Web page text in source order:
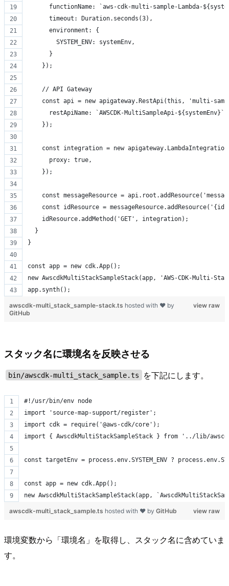
functionName: `aws-cdk-multi-sample-Lambda-
      timeout: Duration.seconds(3),
      environment: {
        SYSTEM_ENV: systemEnv,
      }
    });
    // API Gateway
const api = new apigateway.RestApi(this, 'multi-
      restApiName: `AWSCDK-MultiSampleApi-${systemEnv}`
    });
const integration = new
      proxy: true,
    });
const messageResource =
const idResource =
    idResource.addMethod('GET', integration);
  }
}
const app = new cdk.App();
new AwscdkMultiStackSampleStack(app, 'AWS-CDK-Multi-
app.synth();
view raw
awscdk-multi_stack_sample-stack.ts hosted with ❤ by
GitHub
スタック名に環境名を反映させる
bin/awscdk-multi_stack_sample.ts を下記にします。
#!/usr/bin/env node
import 'source-map-support/register';
import cdk = require('@aws-cdk/core');
import { AwscdkMultiStackSampleStack } from '../lib/
const targetEnv = process.env.SYSTEM_ENV ?
const app = new cdk.App();
new AwscdkMultiStackSampleStack(app,
view raw
awscdk-multi_stack_sample.ts hosted with ❤ by GitHub
環境変数から「環境名」を取得し、スタック名に含めていま
す。